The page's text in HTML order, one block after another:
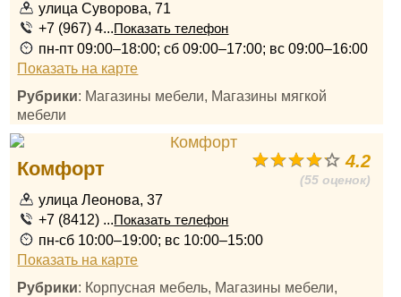
улица Суворова, 71
+7 (967) 4...Показать телефон
пн-пт 09:00–18:00; сб 09:00–17:00; вс 09:00–16:00
Показать на карте
Рубрики: Магазины мебели, Магазины мягкой
мебели
4.2
(55 оценок)
Комфорт
улица Леонова, 37
+7 (8412) ...Показать телефон
пн-сб 10:00–19:00; вс 10:00–15:00
Показать на карте
Рубрики: Корпусная мебель, Магазины мебели,